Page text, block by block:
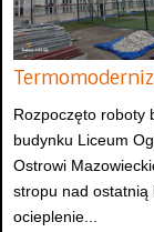
Rozpoczęto roboty
budynku Liceum
Ostrowi
stropu nad ostatnią
ocieplenie...